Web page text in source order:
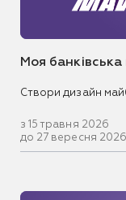
Моя
Створи дизайн
з 15 травня 2026
до 27 вересня 2026